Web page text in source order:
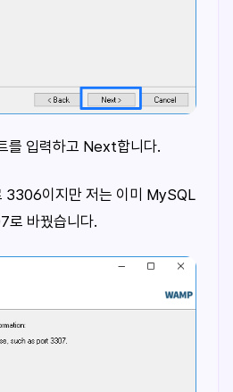
를 입력하고 Next합니다.
3306이지만 저는 이미 MySQL
로 바꿨습니다.